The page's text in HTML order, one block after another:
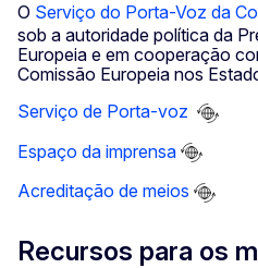
O Serviço do Porta-Voz da
sob a autoridade política da
Europeia e em cooperação
Comissão Europeia nos
Serviço de Porta-voz
Espaço da imprensa
Acreditação de meios
Recursos para os